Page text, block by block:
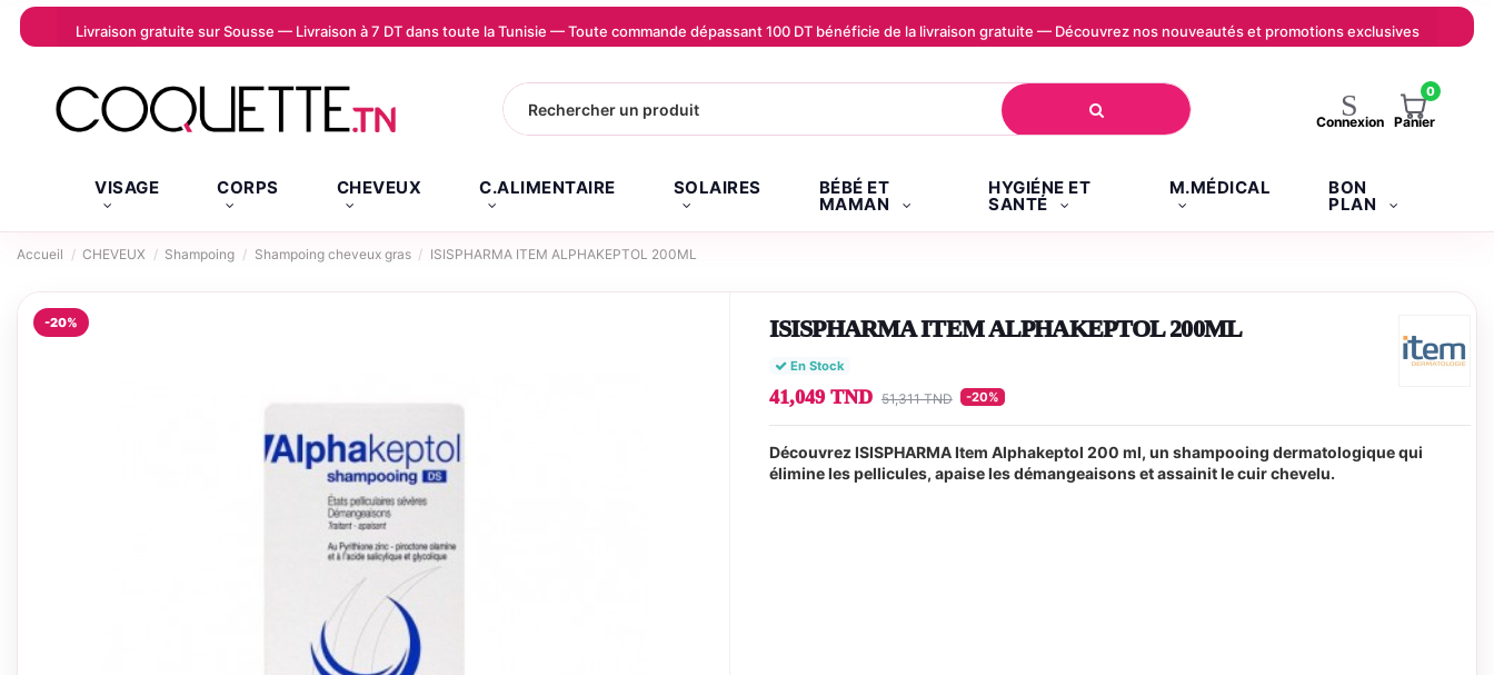
Livraison gratuite sur Sousse — Livraison à 7 DT dans toute la Tunisie — Toute commande dépassant 100 DT bénéficie de la livraison gratuite — Découvrez nos nouveautés et promotions exclusives
Connexion
0
Panier
VISAGE CORPS CHEVEUX C.ALIMENTAIRE SOLAIRES BÉBÉ ET
MAMAN
HYGIÉNE ET
SANTÉ
M.MÉDICAL BON
PLAN
Accueil CHEVEUX Shampoing Shampoing cheveux gras ISISPHARMA ITEM ALPHAKEPTOL 200ML
-20% ISISPHARMA ITEM ALPHAKEPTOL 200ML
En Stock
41,049 TND 51,311 TND -20%
Découvrez ISISPHARMA Item Alphakeptol 200 ml, un shampooing dermatologique qui
élimine les pellicules, apaise les démangeaisons et assainit le cuir chevelu.